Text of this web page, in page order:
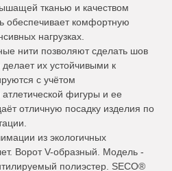
тканью и качеством
обеспечивает комфортную
нагрузках.
нити позволяют сделать шов
их устойчивыми к
с учётом
атлетической фигуры и ее
отличную посадку изделия по
из экологичных
Ворот V-образный. Модель -
полиэстер. SECO®